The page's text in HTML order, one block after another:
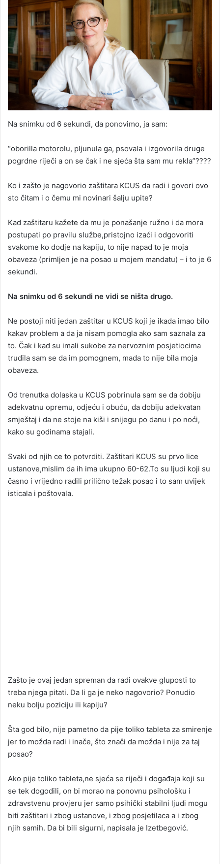
Na snimku od 6 sekundi, da ponovimo, ja sam:
“oborilla motorolu, pljunula ga, psovala i izgovorila druge
pogrdne riječi a on se čak i ne sjeća šta sam mu rekla”????
Ko i zašto je nagovorio zaštitara KCUS da radi i govori ovo
sto čitam i o čemu mi novinari šalju upite?
Kad zaštitaru kažete da mu je ponašanje ružno i da mora
postupati po pravilu službe,pristojno izaći i odgovoriti
svakome ko dodje na kapiju, to nije napad to je moja
obaveza (primljen je na posao u mojem mandatu) – i to je 6
sekundi.
Na snimku od 6 sekundi ne vidi se ništa drugo.
Ne postoji niti jedan zaštitar u KCUS koji je ikada imao bilo
kakav problem a da ja nisam pomogla ako sam saznala za
to. Čak i kad su imali sukobe za nervoznim posjetiocima
trudila sam se da im pomognem, mada to nije bila moja
obaveza.
Od trenutka dolaska u KCUS pobrinula sam se da dobiju
adekvatnu opremu, odjeću i obuću, da dobiju adekvatan
smještaj i da ne stoje na kiši i snijegu po danu i po noći,
kako su godinama stajali.
Svaki od njih ce to potvrditi. Zaštitari KCUS su prvo lice
ustanove,mislim da ih ima ukupno 60-62.To su ljudi koji su
časno i vrijedno radili prilično težak posao i to sam uvijek
isticala i poštovala.
Zašto je ovaj jedan spreman da radi ovakve gluposti to
treba njega pitati. Da li ga je neko nagovorio? Ponudio
neku bolju poziciju ili kapiju?
Šta god bilo, nije pametno da pije toliko tableta za smirenje
jer to možda radi i inače, što znači da možda i nije za taj
posao?
Ako pije toliko tableta,ne sjeća se riječi i događaja koji su
se tek dogodili, on bi morao na ponovnu psihološku i
zdravstvenu provjeru jer samo psihički stabilni ljudi mogu
biti zaštitari i zbog ustanove, i zbog posjetilaca a i zbog
njih samih. Da bi bili sigurni, napisala je Izetbegović.